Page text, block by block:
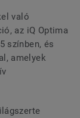
való
az iQ Optima
színben, és
amelyek